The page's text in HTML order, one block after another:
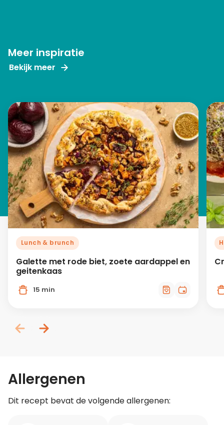
Meer inspiratie
Bekijk meer
Lunch & brunch
Galette met rode biet, zoete aardappel en
geitenkaas
15 min
Allergenen
Dit recept bevat de volgende allergenen: